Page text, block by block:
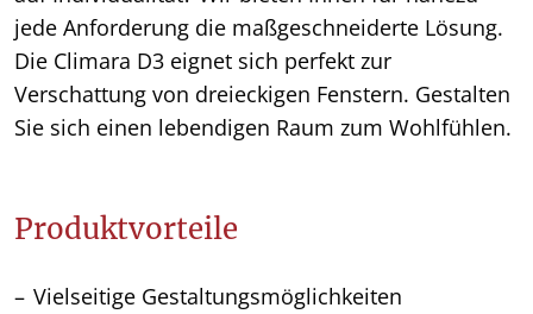
jede Anforderung die maßgeschneiderte Lösung.
Die Climara D3 eignet sich perfekt zur
Verschattung von dreieckigen Fenstern. Gestalten
Sie sich einen lebendigen Raum zum Wohlfühlen.
Produktvorteile
Vielseitige Gestaltungsmöglichkeiten